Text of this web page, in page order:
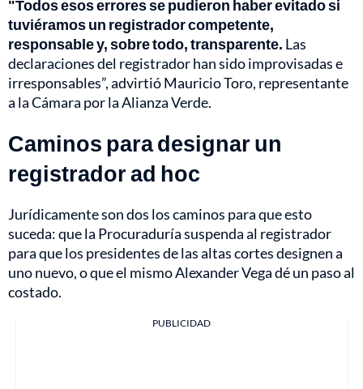
"Todos esos errores se pudieron haber evitado si
tuviéramos un registrador competente,
responsable y, sobre todo, transparente. Las
declaraciones del registrador han sido improvisadas e
irresponsables”, advirtió Mauricio Toro, representante
a la Cámara por la Alianza Verde.
Caminos para designar un
registrador ad hoc
Jurídicamente son dos los caminos para que esto
suceda: que la Procuraduría suspenda al registrador
para que los presidentes de las altas cortes designen a
uno nuevo, o que el mismo Alexander Vega dé un paso al
costado.
PUBLICIDAD